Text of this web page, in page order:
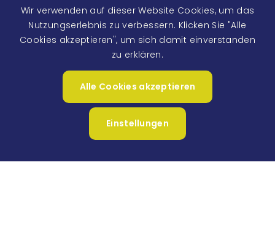
Image
Image
Image
Wir verwenden auf dieser Website Cookies, um das
Nutzungserlebnis zu verbessern. Klicken Sie "Alle
Cookies akzeptieren", um sich damit einverstanden
zu erklären.
Alle Cookies akzeptieren
Einstellungen